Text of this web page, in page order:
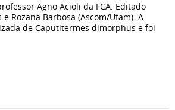
Agno Acioli da FCA. Editado
e Rozana Barbosa (Ascom/Ufam). A
de Caputitermes dimorphus e foi